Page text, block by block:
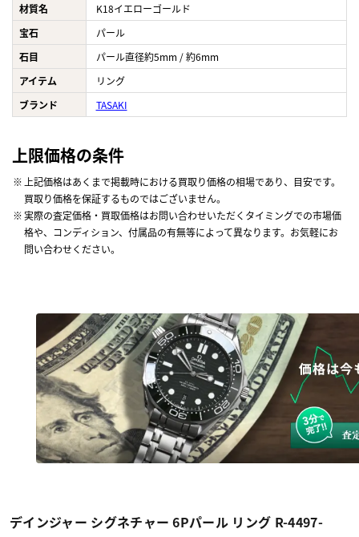
材質名
K18イエローゴールド
宝石
パール
石目
パール直径約5mm / 約6mm
アイテム
リング
ブランド
TASAKI
上限価格の条件
上記価格はあくまで掲載時における買取り価格の相場であり、目安です。
買取り価格を保証するものではございません。
実際の査定価格・買取価格はお問い合わせいただくタイミングでの市場価
格や、コンディション、付属品の有無等によって異なります。お気軽にお
問い合わせください。
デインジャー シグネチャー 6Pパール リング R-4497-